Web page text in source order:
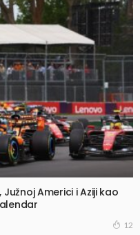
Americi i Aziji kao
12